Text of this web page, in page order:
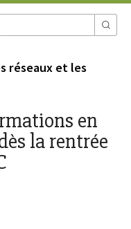
réseaux et les
en
la rentrée